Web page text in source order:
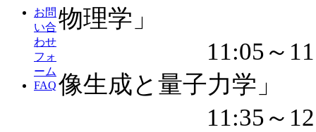
お問
い合
わせ
フォ
ーム
FAQ
物理学」
11:05～11:35
像生成と量子力学」
11:35～12:20